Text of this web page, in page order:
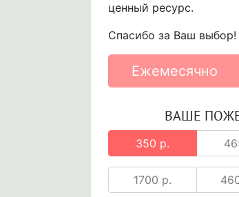
ценный ресурс.
Спасибо за Ваш выбор!
Ежемесячно
ВАШЕ
350 р.
1700 р.